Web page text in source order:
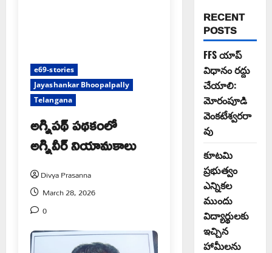
e69-stories
Jayashankar Bhoopalpally
Telangana
అగ్నిపథ్ పథకంలో
అగ్నివీర్ నియామకాలు
Divya Prasanna
March 28, 2026
0
RECENT
POSTS
FFS యాప్
విధానం రద్దు
చేయాలి:
మోరంపూడి
వెంకటేశ్వరరా
వు
కూటమి
ప్రభుత్వం
ఎన్నికల
ముందు
విద్యార్థులకు
ఇచ్చిన
హామీలను